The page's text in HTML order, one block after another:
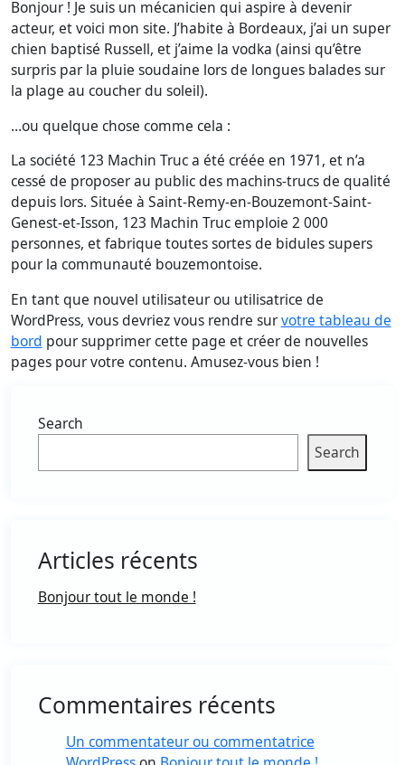
Bonjour ! Je suis un mécanicien qui aspire à devenir
acteur, et voici mon site. J’habite à Bordeaux, j’ai un super
chien baptisé Russell, et j’aime la vodka (ainsi qu’être
surpris par la pluie soudaine lors de longues balades sur
la plage au coucher du soleil).
…ou quelque chose comme cela :
La société 123 Machin Truc a été créée en 1971, et n’a
cessé de proposer au public des machins-trucs de qualité
depuis lors. Située à Saint-Remy-en-Bouzemont-Saint-
Genest-et-Isson, 123 Machin Truc emploie 2 000
personnes, et fabrique toutes sortes de bidules supers
pour la communauté bouzemontoise.
En tant que nouvel utilisateur ou utilisatrice de
WordPress, vous devriez vous rendre survotre tableau de
bord pour supprimer cette page et créer de nouvelles
pages pour votre contenu. Amusez-vous bien !
Search
Search
Articles récents
Bonjour tout le monde !
Commentaires récents
Un commentateur ou commentatrice